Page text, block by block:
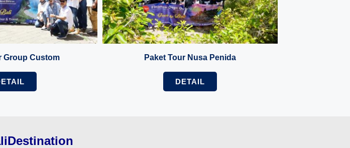
Group Custom Paket Tour Nusa Penida
DETAIL